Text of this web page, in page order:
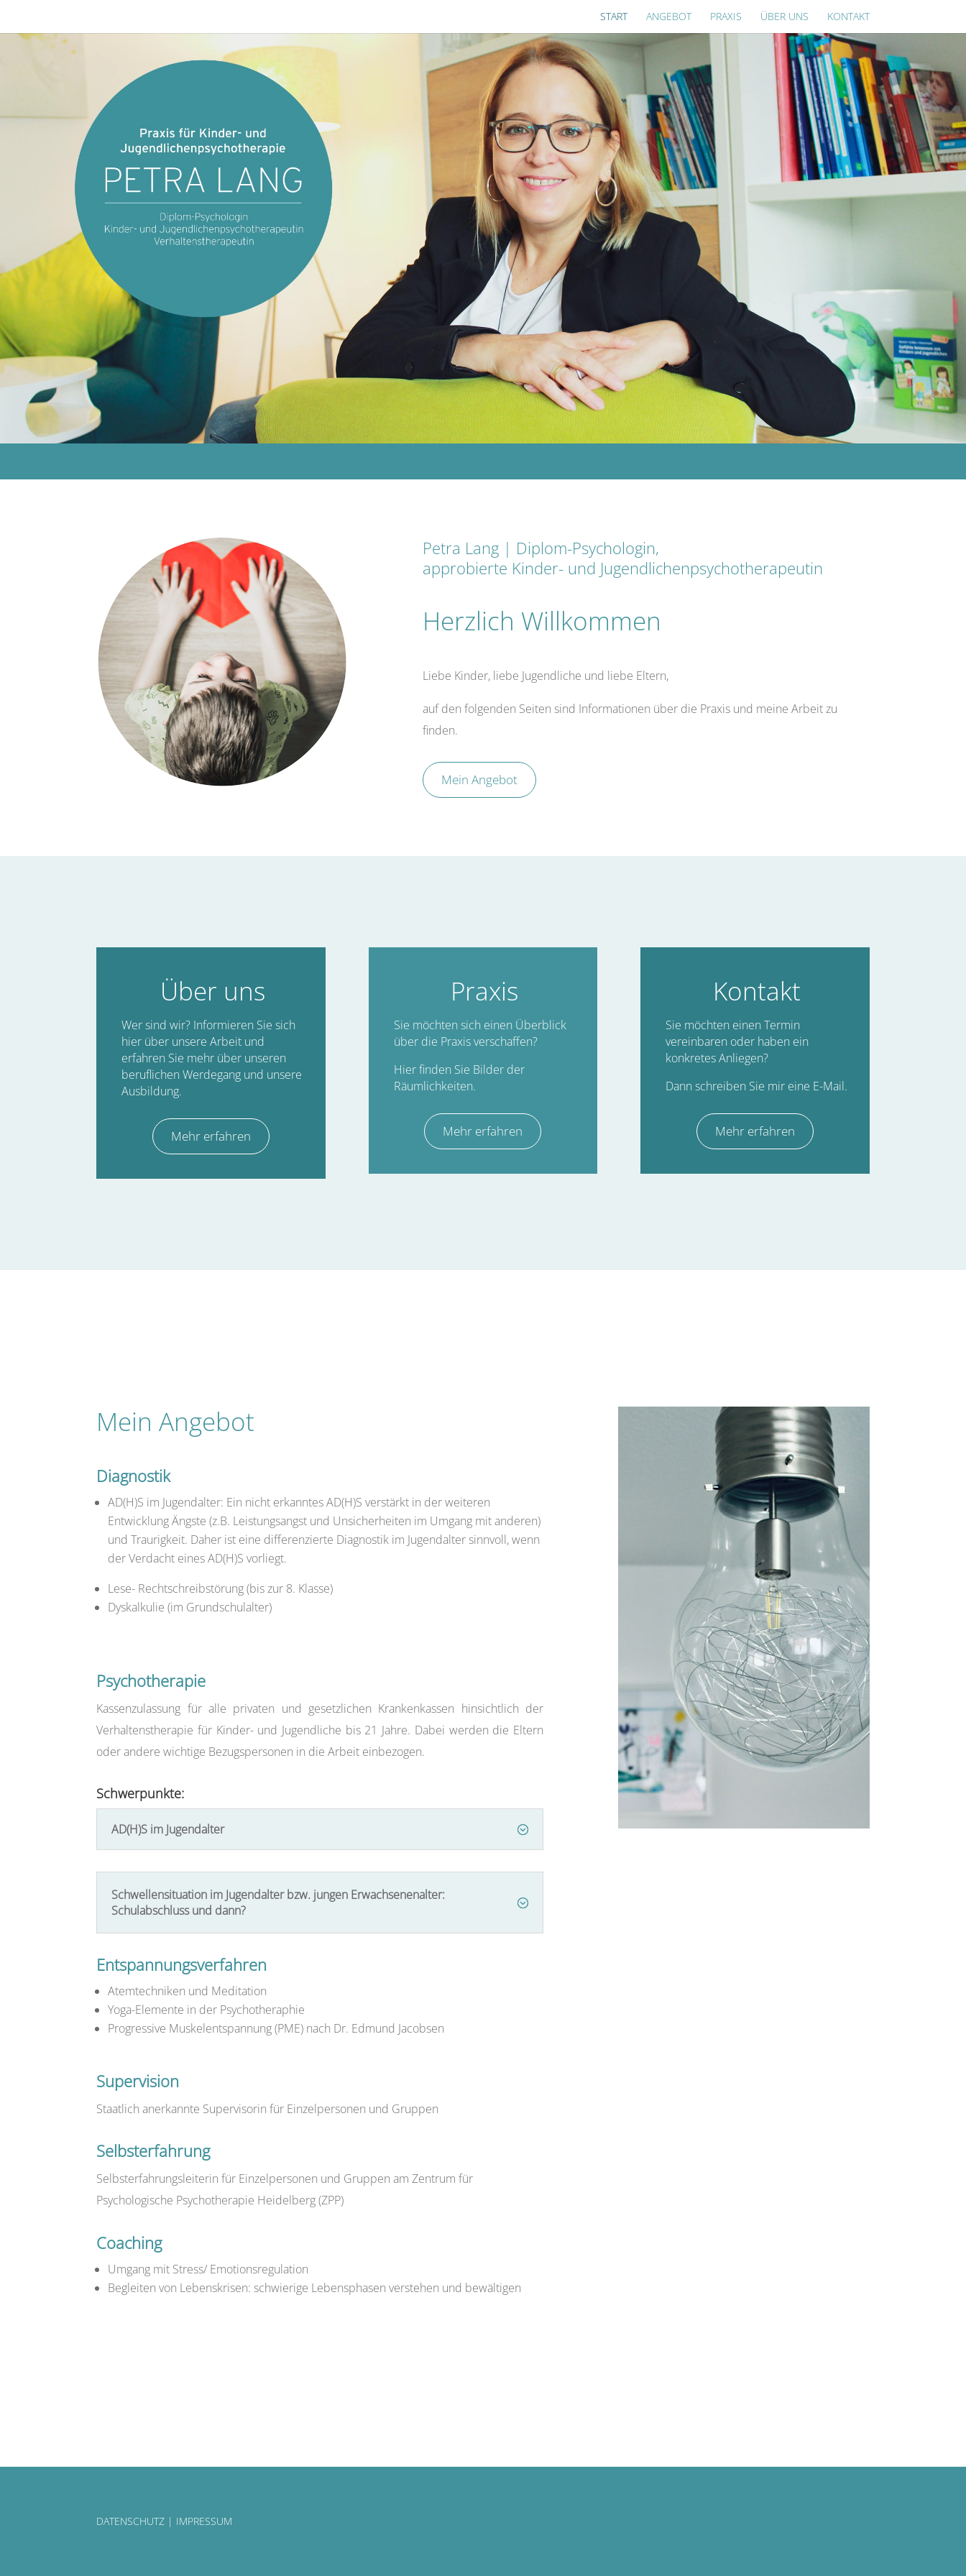
START ANGEBOT PRAXIS ÜBER UNS KONTAKT
Petra Lang | Diplom-Psychologin,
approbierte Kinder- und Jugendlichenpsychotherapeutin
Herzlich Willkommen
Liebe Kinder, liebe Jugendliche und liebe Eltern,
auf den folgenden Seiten sind Informationen über die Praxis und meine Arbeit zu
finden.
Mein Angebot
Über uns
Wer sind wir? Informieren Sie sich
hier über unsere Arbeit und
erfahren Sie mehr über unseren
beruflichen Werdegang und unsere
Ausbildung.
Mehr erfahren
Praxis
Sie möchten sich einen Überblick
über die Praxis verschaffen?
Hier finden Sie Bilder der
Räumlichkeiten.
Mehr erfahren
Kontakt
Sie möchten einen Termin
vereinbaren oder haben ein
konkretes Anliegen?
Dann schreiben Sie mir eine E-Mail.
Mehr erfahren
Mein Angebot
Diagnostik
AD(H)S im Jugendalter: Ein nicht erkanntes AD(H)S verstärkt in der weiteren
Entwicklung Ängste (z.B. Leistungsangst und Unsicherheiten im Umgang mit anderen)
und Traurigkeit. Daher ist eine differenzierte Diagnostik im Jugendalter sinnvoll, wenn
der Verdacht eines AD(H)S vorliegt.
Lese- Rechtschreibstörung (bis zur 8. Klasse)
Dyskalkulie (im Grundschulalter)
Psychotherapie
Kassenzulassung für alle privaten und gesetzlichen Krankenkassen hinsichtlich der
Verhaltenstherapie für Kinder-und Jugendliche bis 21 Jahre. Dabei werden die Eltern
oder andere wichtige Bezugspersonen in die Arbeit einbezogen.
Schwerpunkte:
AD(H)S im Jugendalter
Schwellensituation im Jugendalter bzw. jungen Erwachsenenalter:
Schulabschluss und dann?
Entspannungsverfahren
Atemtechniken und Meditation
Yoga-Elemente in der Psychotheraphie
Progressive Muskelentspannung (PME) nach Dr. Edmund Jacobsen
Supervision
Staatlich anerkannte Supervisorin für Einzelpersonen und Gruppen
Selbsterfahrung
Selbsterfahrungsleiterin für Einzelpersonen und Gruppen am Zentrum für
Psychologische Psychotherapie Heidelberg (ZPP)
Coaching
Umgang mit Stress/ Emotionsregulation
Begleiten von Lebenskrisen: schwierige Lebensphasen verstehen und bewältigen
DATENSCHUTZ | IMPRESSUM